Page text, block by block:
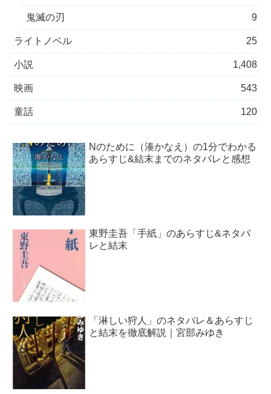
鬼滅の刃 9
ライトノベル 25
小説 1,408
映画 543
童話 120
Nのために（湊かなえ）の1分でわかる
あらすじ&結末までのネタバレと感想
東野圭吾「手紙」のあらすじ&ネタバ
レと結末
「淋しい狩人」のネタバレ＆あらすじ
と結末を徹底解説｜宮部みゆき